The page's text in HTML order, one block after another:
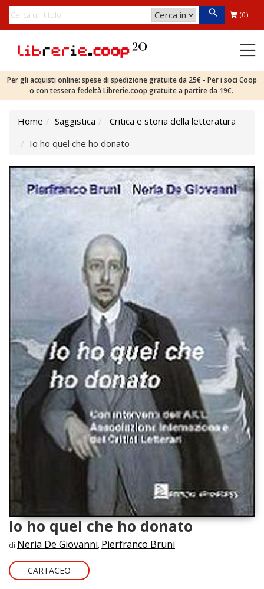
(0)
Per gli acquisti online: spese di spedizione gratuite da 25€ - Per i soci Coop
o con tessera fedeltà Librerie.coop gratuite a partire da 19€.
Home Saggistica
Critica e storia della letteratura
Io ho quel che ho donato
Io ho quel che ho donato
di Neria De Giovanni, Pierfranco Bruni
CARTACEO